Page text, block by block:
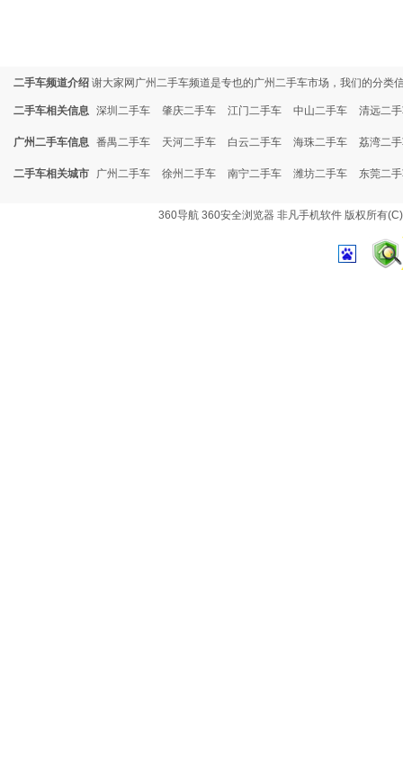
二手车频道介绍 谢大家网广州二手车频道是专也的广州二手车市场，我们的分
二手车相关信息 深圳二手车 肇庆二手车 江门二手车 中山二手车 清远二
广州二手车信息 番禺二手车 天河二手车 白云二手车 海珠二手车 荔湾二
二手车相关城市 广州二手车 徐州二手车 南宁二手车 潍坊二手车 东莞二
360导航 360安全浏览器 非凡手机软件 版权所有